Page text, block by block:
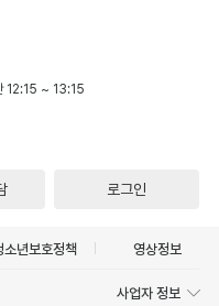
12:15 ~ 13:15
로그인
소년보호정책 영상정보
사업자 정보